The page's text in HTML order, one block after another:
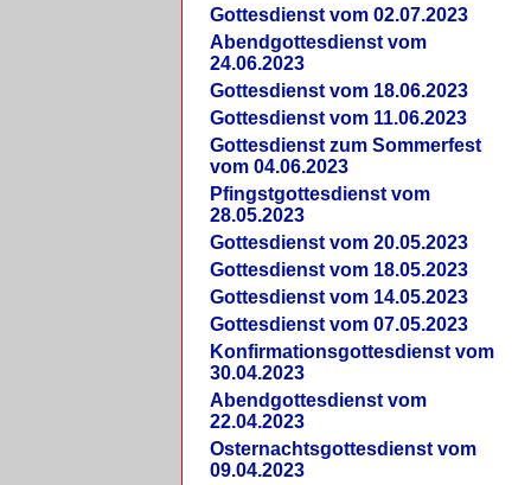
Gottesdienst vom 02.07.2023
Abendgottesdienst vom
24.06.2023
Gottesdienst vom 18.06.2023
Gottesdienst vom 11.06.2023
Gottesdienst zum Sommerfest
vom 04.06.2023
Pfingstgottesdienst vom
28.05.2023
Gottesdienst vom 20.05.2023
Gottesdienst vom 18.05.2023
Gottesdienst vom 14.05.2023
Gottesdienst vom 07.05.2023
Konfirmationsgottesdienst vom
30.04.2023
Abendgottesdienst vom
22.04.2023
Osternachtsgottesdienst vom
09.04.2023